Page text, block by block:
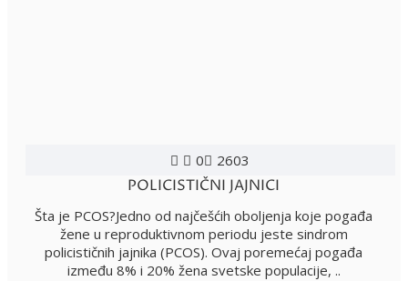
0 2603
POLICISTIČNI JAJNICI
Šta je PCOS?Jedno od najčešćih oboljenja koje pogađa
žene u reproduktivnom periodu jeste sindrom
policističnih jajnika (PCOS). Ovaj poremećaj pogađa
između 8% i 20% žena svetske populacije, ..